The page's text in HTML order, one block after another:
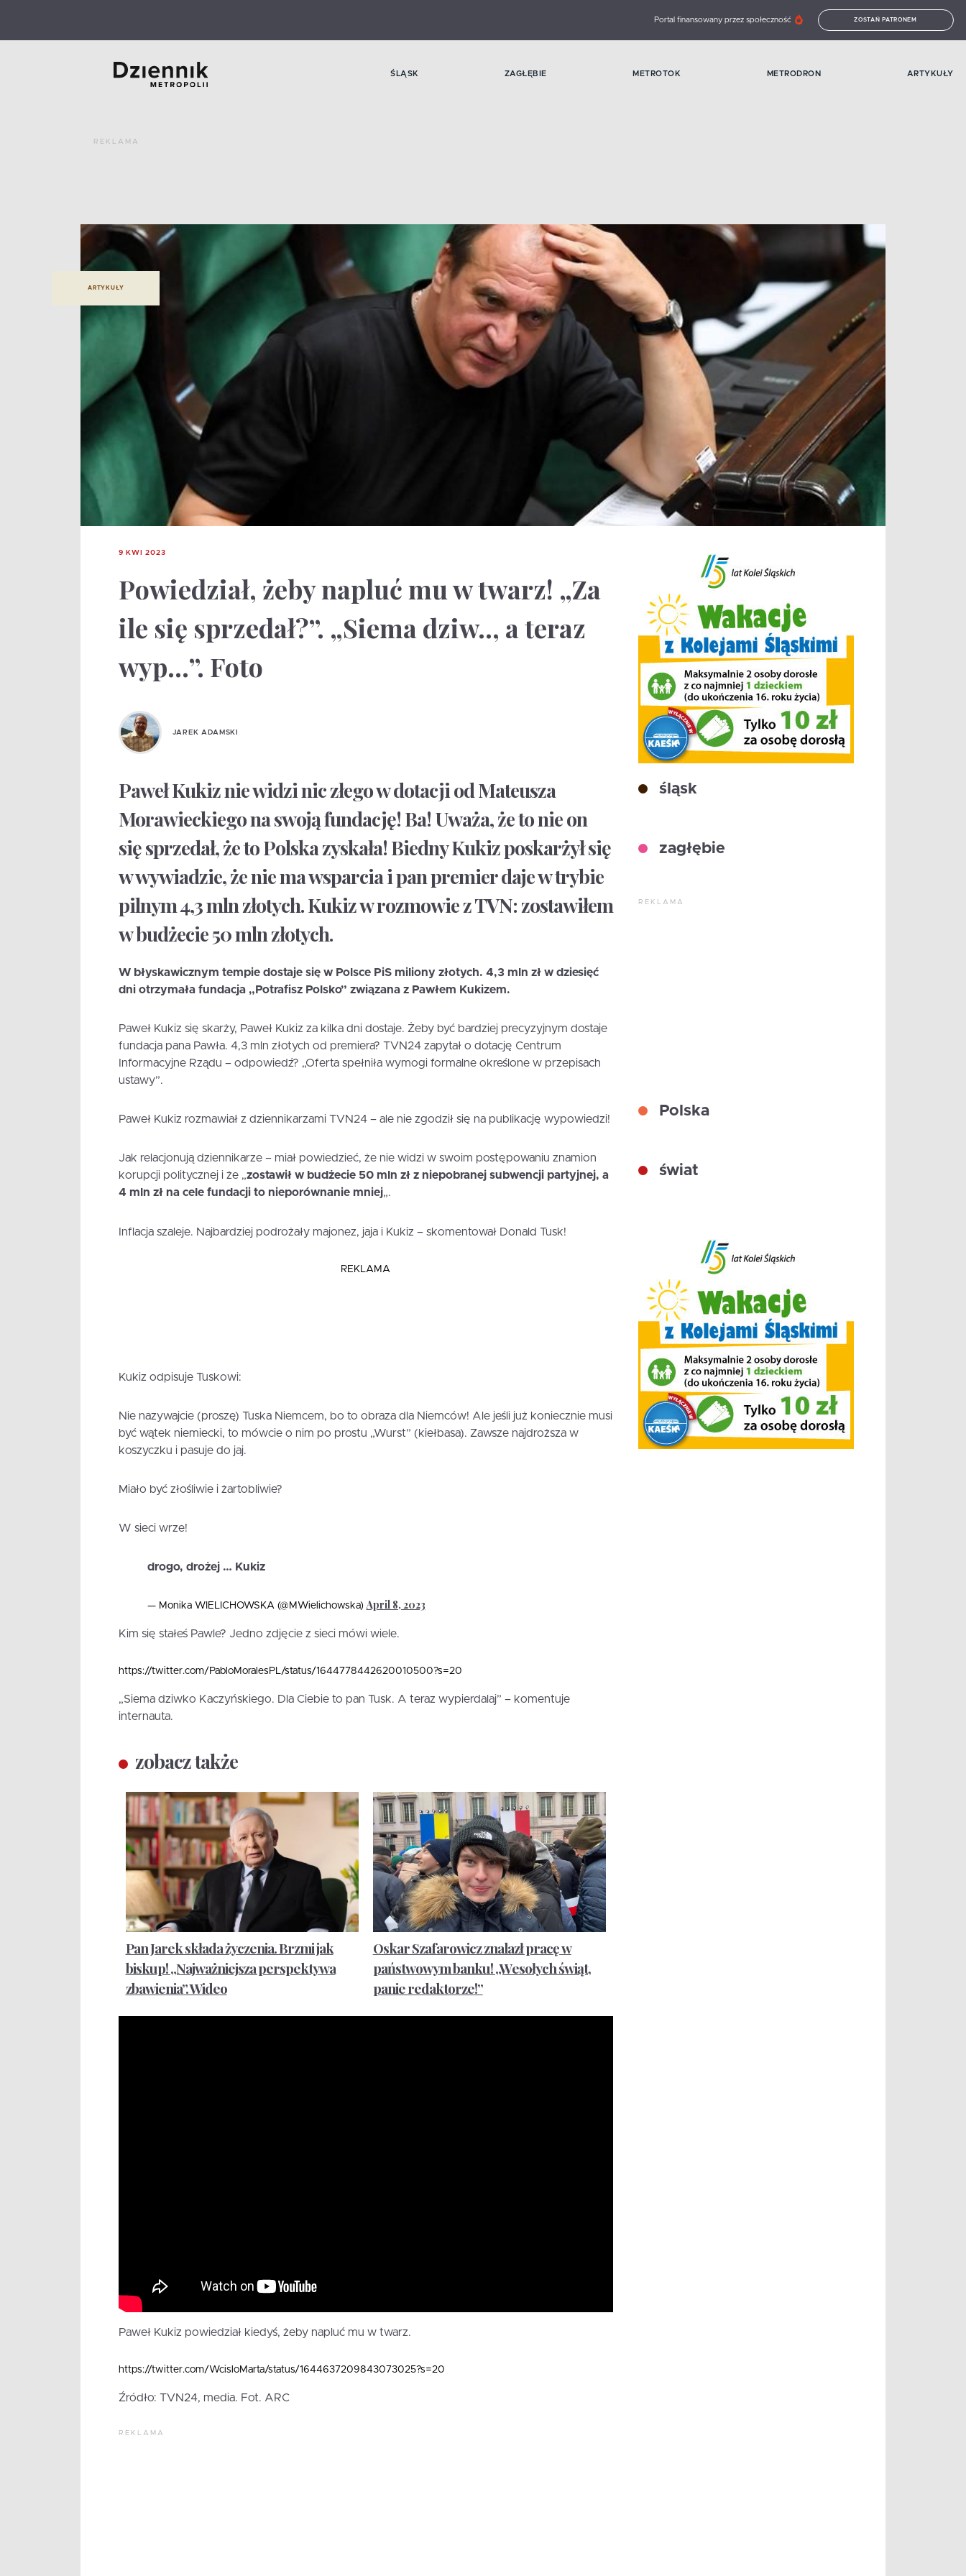
Portal finansowany przez społeczność ZOSTAŃ PATRONEM
ŚLĄSK ZAGŁĘBIE METROTOK METRODRON ARTYKUŁY
REKLAMA
ARTYKUŁY
9 KWI 2023
Powiedział, żeby napluć mu w twarz! „Za
ile się sprzedał?”. „Siema dziw.., a teraz
wyp…”. Foto
JAREK ADAMSKI
Paweł Kukiz nie widzi nic złego w dotacji od Mateusza
Morawieckiego na swoją fundację! Ba! Uważa, że to nie on
się sprzedał, że to Polska zyskała! Biedny Kukiz poskarżył się
w wywiadzie, że nie ma wsparcia i pan premier daje w trybie
pilnym 4,3 mln złotych. Kukiz w rozmowie z TVN: zostawiłem
w budżecie 50 mln złotych.
W błyskawicznym tempie dostaje się w Polsce PiS miliony złotych. 4,3 mln zł w dziesięć
dni otrzymała fundacja „Potrafisz Polsko” związana z Pawłem Kukizem.
Paweł Kukiz się skarży, Paweł Kukiz za kilka dni dostaje. Żeby być bardziej precyzyjnym dostaje
fundacja pana Pawła. 4,3 mln złotych od premiera? TVN24 zapytał o dotację Centrum
Informacyjne Rządu – odpowiedź? „Oferta spełniła wymogi formalne określone w przepisach
ustawy”.
Paweł Kukiz rozmawiał z dziennikarzami TVN24 – ale nie zgodził się na publikację wypowiedzi!
Jak relacjonują dziennikarze – miał powiedzieć, że nie widzi w swoim postępowaniu znamion
korupcji politycznej i że „zostawił w budżecie 50 mln zł z niepobranej subwencji partyjnej, a
4 mln zł na cele fundacji to nieporównanie mniej„.
Inflacja szaleje. Najbardziej podrożały majonez, jaja i Kukiz – skomentował Donald Tusk!
REKLAMA
Kukiz odpisuje Tuskowi:
Nie nazywajcie (proszę) Tuska Niemcem, bo to obraza dla Niemców! Ale jeśli już koniecznie musi
być wątek niemiecki, to mówcie o nim po prostu „Wurst” (kiełbasa). Zawsze najdroższa w
koszyczku i pasuje do jaj.
Miało być złośliwie i żartobliwie?
W sieci wrze!
drogo, drożej … Kukiz
— Monika WIELICHOWSKA (@MWielichowska)April 8, 2023
Kim się stałeś Pawle? Jedno zdjęcie z sieci mówi wiele.
https://twitter.com/PabloMoralesPL/status/1644778442620010500?s=20
„Siema dziwko Kaczyńskiego. Dla Ciebie to pan Tusk. A teraz wypierdalaj” – komentuje
internauta.
zobacz także
Pan Jarek składa życzenia. Brzmi jak
biskup! „Najważniejsza perspektywa
zbawienia”. Wideo
Oskar Szafarowicz znalazł pracę w
państwowym banku! „Wesołych świąt,
panie redaktorze!”
Paweł Kukiz powiedział kiedyś, żeby napluć mu w twarz.
https://twitter.com/WcisloMarta/status/1644637209843073025?s=20
Źródło: TVN24, media. Fot. ARC
REKLAMA
śląsk
zagłębie
REKLAMA
Polska
świat